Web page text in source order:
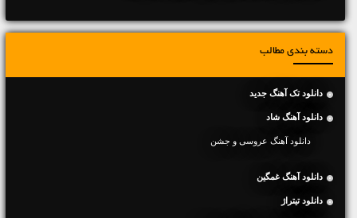
دسته بندی مطالب
دانلود تک آهنگ جدید
دانلود آهنگ شاد
دانلود آهنگ عروسی و جشن
دانلود آهنگ غمگین
دانلود تیتراژ